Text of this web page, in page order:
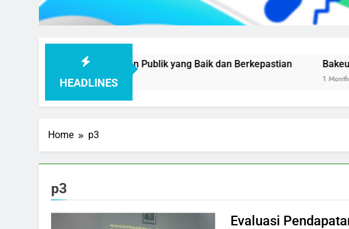
HEADLINES
Pelayanan Publik yang Baik dan Berkepastian Bakeuda
1 Month Ago
Home p3
p3
Evaluasi